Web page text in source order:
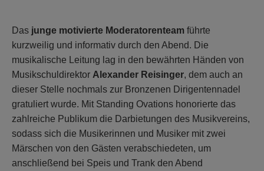
Das junge motivierte Moderatorenteam führte
kurzweilig und informativ durch den Abend. Die
musikalische Leitung lag in den bewährten Händen von
Musikschuldirektor Alexander Reisinger, dem auch an
dieser Stelle nochmals zur Bronzenen Dirigentennadel
gratuliert wurde. Mit Standing Ovations honorierte das
zahlreiche Publikum die Darbietungen des Musikvereins,
sodass sich die Musikerinnen und Musiker mit zwei
Märschen von den Gästen verabschiedeten, um
anschließend bei Speis und Trank den Abend